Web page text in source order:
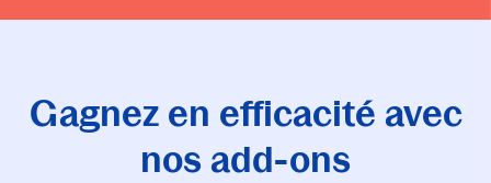
Gagnez en efficacité avec
nos add-ons